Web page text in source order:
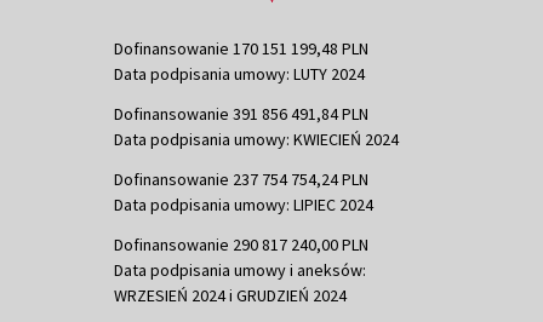
Dofinansowanie 170 151 199,48 PLN
Data podpisania umowy: LUTY 2024
Dofinansowanie 391 856 491,84 PLN
Data podpisania umowy: KWIECIEŃ 2024
Dofinansowanie 237 754 754,24 PLN
Data podpisania umowy: LIPIEC 2024
Dofinansowanie 290 817 240,00 PLN
Data podpisania umowy i aneksów:
WRZESIEŃ 2024 i GRUDZIEŃ 2024